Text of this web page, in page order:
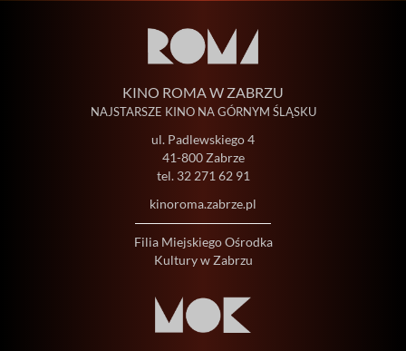
KINO ROMA W ZABRZU
NAJSTARSZE KINO NA GÓRNYM ŚLĄSKU
ul. Padlewskiego 4
41-800 Zabrze
tel. 32 271 62 91
kinoroma.zabrze.pl
Filia Miejskiego Ośrodka
Kultury w Zabrzu